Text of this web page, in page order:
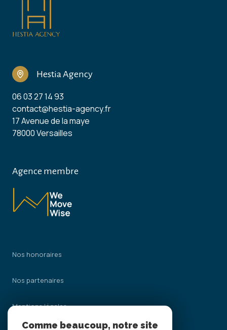
Hestia Agency
06 03 27 14 93
contact@hestia-agency.fr
17 Avenue de la maye
78000 Versailles
Agence membre
Nos honoraires
Nos partenaires
Mentions légales
Comme beaucoup, notre site